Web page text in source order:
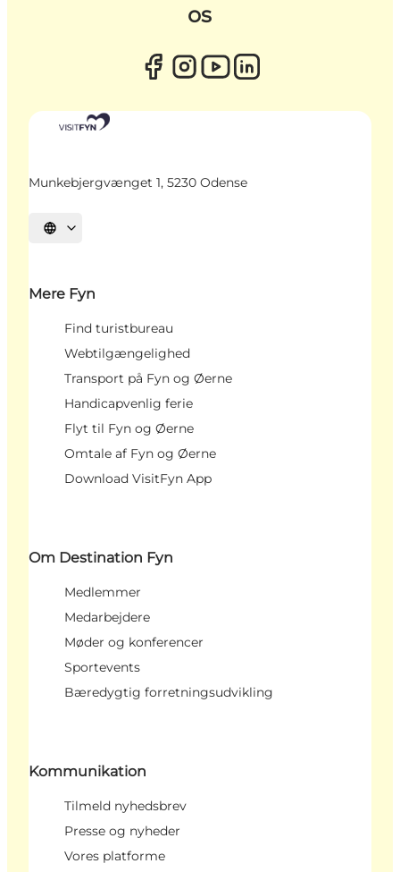
os
Munkebjergvænget 1, 5230 Odense
Vælg sprog
Mere Fyn
Find turistbureau
Webtilgængelighed
Transport på Fyn og Øerne
Handicapvenlig ferie
Flyt til Fyn og Øerne
Omtale af Fyn og Øerne
Download VisitFyn App
Om Destination Fyn
Medlemmer
Medarbejdere
Møder og konferencer
Sportevents
Bæredygtig forretningsudvikling
Kommunikation
Tilmeld nyhedsbrev
Presse og nyheder
Vores platforme